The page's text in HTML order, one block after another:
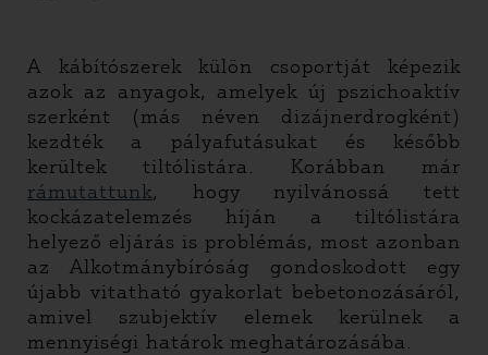
A kábítószerek külön csoportját képezik
azok az anyagok, amelyek új pszichoaktív
szerként (más néven dizájnerdrogként)
kezdték a pályafutásukat és később
kerültek tiltólistára. Korábban már
rámutattunk, hogy nyilvánossá tett
kockázatelemzés híján a tiltólistára
helyező eljárás is problémás, most azonban
az Alkotmánybíróság gondoskodott egy
újabb vitatható gyakorlat bebetonozásáról,
amivel szubjektív elemek kerülnek a
mennyiségi határok meghatározásába.